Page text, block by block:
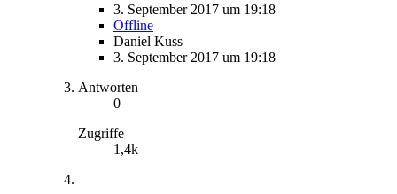
3. September 2017 um 19:18
Offline
Daniel Kuss
3. September 2017 um 19:18
Antworten
0
Zugriffe
1,4k